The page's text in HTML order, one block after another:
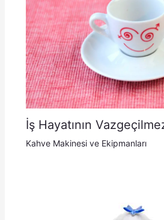
İş Hayatının
Kahve Makinesi ve Ekipmanları